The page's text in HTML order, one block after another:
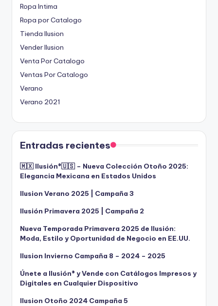
Ropa Intima
Ropa por Catalogo
Tienda Ilusion
Vender Ilusion
Venta Por Catalogo
Ventas Por Catalogo
Verano
Verano 2021
Entradas recientes
🇲🇽 Ilusión®️🇺🇸 – Nueva Colección Otoño 2025:
Elegancia Mexicana en Estados Unidos
Ilusion Verano 2025 | Campaña 3
Ilusión Primavera 2025 | Campaña 2
Nueva Temporada Primavera 2025 de Ilusión:
Moda, Estilo y Oportunidad de Negocio en EE.UU.
Ilusion Invierno Campaña 8 – 2024 – 2025
Únete a Ilusión® y Vende con Catálogos Impresos y
Digitales en Cualquier Dispositivo
Ilusion Otoño 2024 Campaña 5